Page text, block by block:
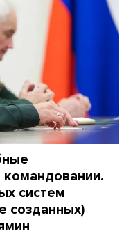
командовании.
систем
созданных)